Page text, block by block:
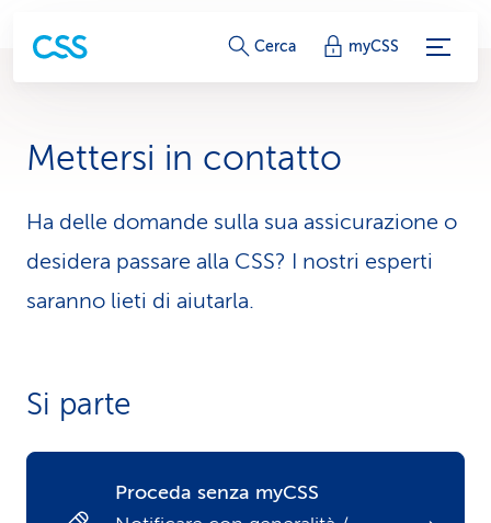
c
e
g
a
t
Cerca myCSS
Mettersi in contatto
Ha delle domande sulla sua assicurazione o
desidera passare alla CSS? I nostri esperti
saranno lieti di aiutarla.
Si parte
Proceda senza myCSS